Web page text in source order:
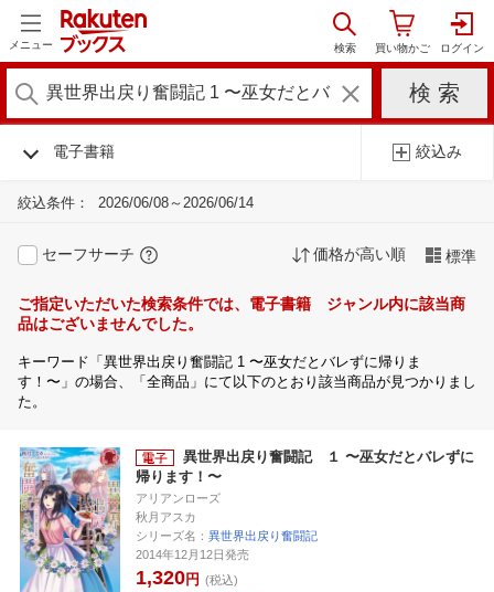
メニュー
電子書籍 絞込み
絞込条件： 2026/06/08～2026/06/14
セーフサーチ 価格が高い順 標準
ご指定いただいた検索条件では、電子書籍 ジャンル内に該当商
品はございませんでした。
キーワード「異世界出戻り奮闘記 1 〜巫女だとバレずに帰りま
す！〜」の場合、「全商品」にて以下のとおり該当商品が見つかりまし
た。
異世界出戻り奮闘記 １ 〜巫女だとバレずに
帰ります！〜
アリアンローズ
秋月アスカ
シリーズ名： 異世界出戻り奮闘記
2014年12月12日発売
1,320円 (税込)